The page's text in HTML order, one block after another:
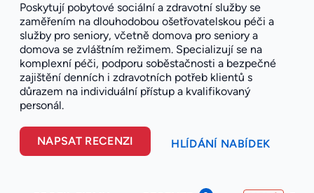
Poskytují pobytové sociální a zdravotní služby se
zaměřením na dlouhodobou ošetřovatelskou péči a
služby pro seniory, včetně domova pro seniory a
domova se zvláštním režimem. Specializují se na
komplexní péči, podporu soběstačnosti a bezpečné
zajištění denních i zdravotních potřeb klientů s
důrazem na individuální přístup a kvalifikovaný
personál.
NAPSAT RECENZI HLÍDÁNÍ NABÍDEK